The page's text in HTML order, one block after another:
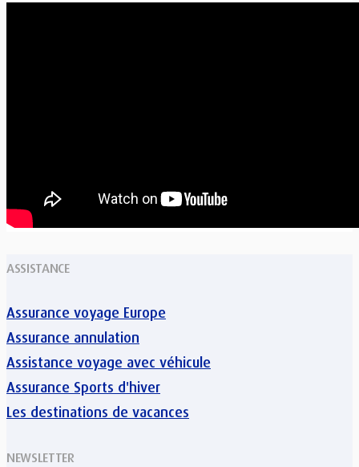
ASSISTANCE
Assurance voyage Europe
Assurance annulation
Assistance voyage avec véhicule
Assurance Sports d'hiver
Les destinations de vacances
NEWSLETTER